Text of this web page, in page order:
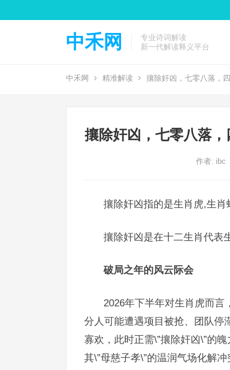
中禾网
专业诗词解读
新一代解读释义平台
中禾网 精准解读 攘除奸凶，七零八落，
攘除奸凶，七零八落
作者: ibc
攘除奸凶指的是生肖虎,生肖
攘除奸凶是在十二生肖代表
破局之年的风云际会
2026年下半年对生肖虎而
分人可能遭遇项目被抢、团队停
寡欢，此时正需\”攘除奸凶\”的
其\”母慈子孝\”的温润气场化解冲